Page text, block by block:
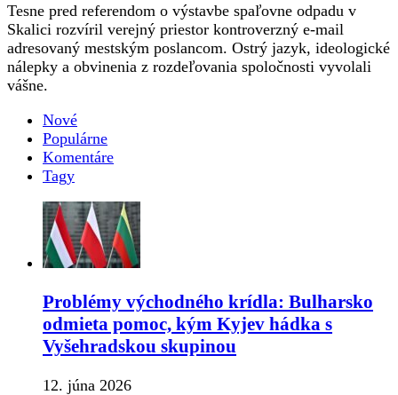
Tesne pred referendom o výstavbe spaľovne odpadu v
Skalici rozvíril verejný priestor kontroverzný e-mail
adresovaný mestským poslancom. Ostrý jazyk, ideologické
nálepky a obvinenia z rozdeľovania spoločnosti vyvolali
vášne.
Nové
Populárne
Komentáre
Tagy
Problémy východného krídla: Bulharsko
odmieta pomoc, kým Kyjev hádka s
Vyšehradskou skupinou
12. júna 2026